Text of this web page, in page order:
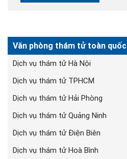
Văn phòng thám tử toàn quốc
Dịch vụ thám tử Hà Nội
Dịch vụ thám tử TPHCM
Dịch vụ thám tử Hải Phòng
Dịch vụ thám tử Quảng Ninh
Dịch vụ thám tử Điện Biên
Dịch vụ thám tử Hoà Bình